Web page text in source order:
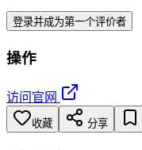
登录并成为第一个评价者
操作
访问官网
收藏 分享